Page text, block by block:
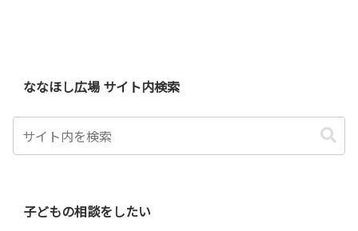
ななほし広場 サイト内検索
子どもの相談をしたい